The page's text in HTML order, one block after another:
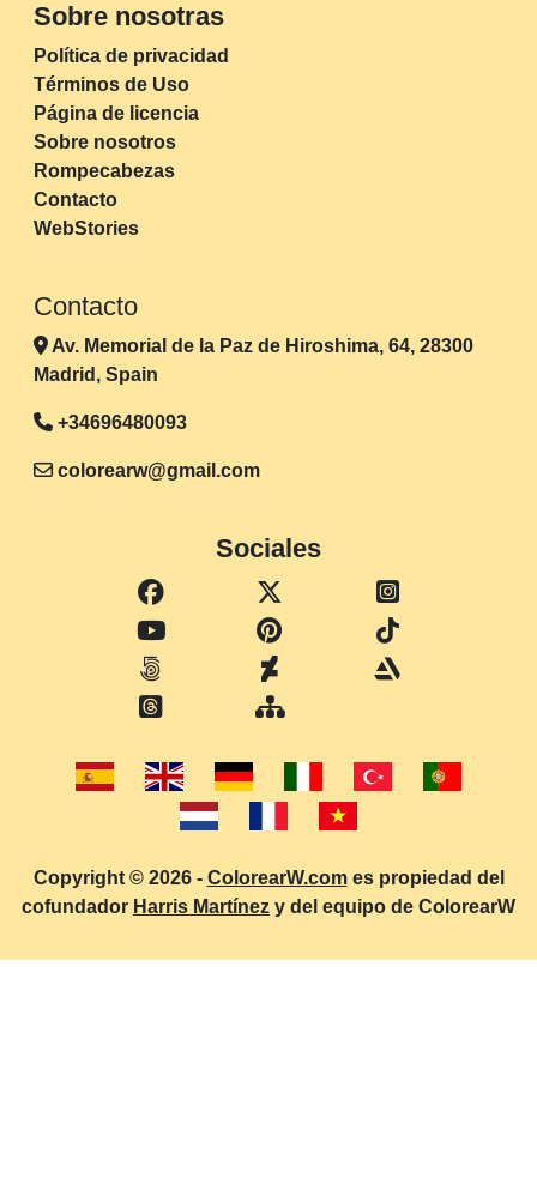
Sobre nosotras
Política de privacidad
Términos de Uso
Página de licencia
Sobre nosotros
Rompecabezas
Contacto
WebStories
Contacto
Av. Memorial de la Paz de Hiroshima, 64, 28300
Madrid, Spain
+34696480093
colorearw@gmail.com
Sociales
Copyright © 2026 - ColorearW.comes propiedad del
cofundador Harris Martínez y del equipo de ColorearW